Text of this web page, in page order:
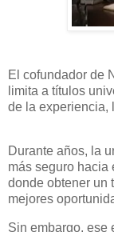
El cofundador de
limita a títulos
de la experiencia,
Durante años, la
más seguro hacia
donde obtener un
mejores
Sin embargo, ese